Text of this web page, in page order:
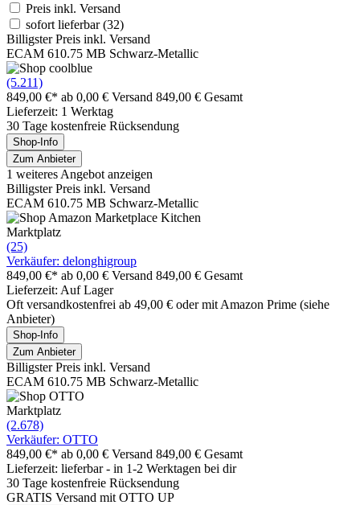
Preis inkl. Versand
sofort lieferbar(32)
Billigster Preis inkl. Versand
ECAM 610.75 MB Schwarz-Metallic
(5.211)
849,00 €* ab 0,00 € Versand 849,00 € Gesamt
Lieferzeit: 1 Werktag
30 Tage kostenfreie Rücksendung
Shop-Info
Zum Anbieter
1 weiteres Angebot anzeigen
Billigster Preis inkl. Versand
ECAM 610.75 MB Schwarz-Metallic
Marktplatz
(25)
Verkäufer: delonghigroup
849,00 €* ab 0,00 € Versand 849,00 € Gesamt
Lieferzeit: Auf Lager
Oft versandkostenfrei ab 49,00 € oder mit Amazon Prime (siehe
Anbieter)
Shop-Info
Zum Anbieter
Billigster Preis inkl. Versand
ECAM 610.75 MB Schwarz-Metallic
Marktplatz
(2.678)
Verkäufer: OTTO
849,00 €* ab 0,00 € Versand 849,00 € Gesamt
Lieferzeit: lieferbar - in 1-2 Werktagen bei dir
30 Tage kostenfreie Rücksendung
GRATIS Versand mit OTTO UP